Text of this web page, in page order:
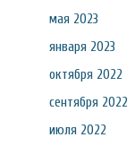
мая 2023
января 2023
октября 2022
сентября 2022
июля 2022